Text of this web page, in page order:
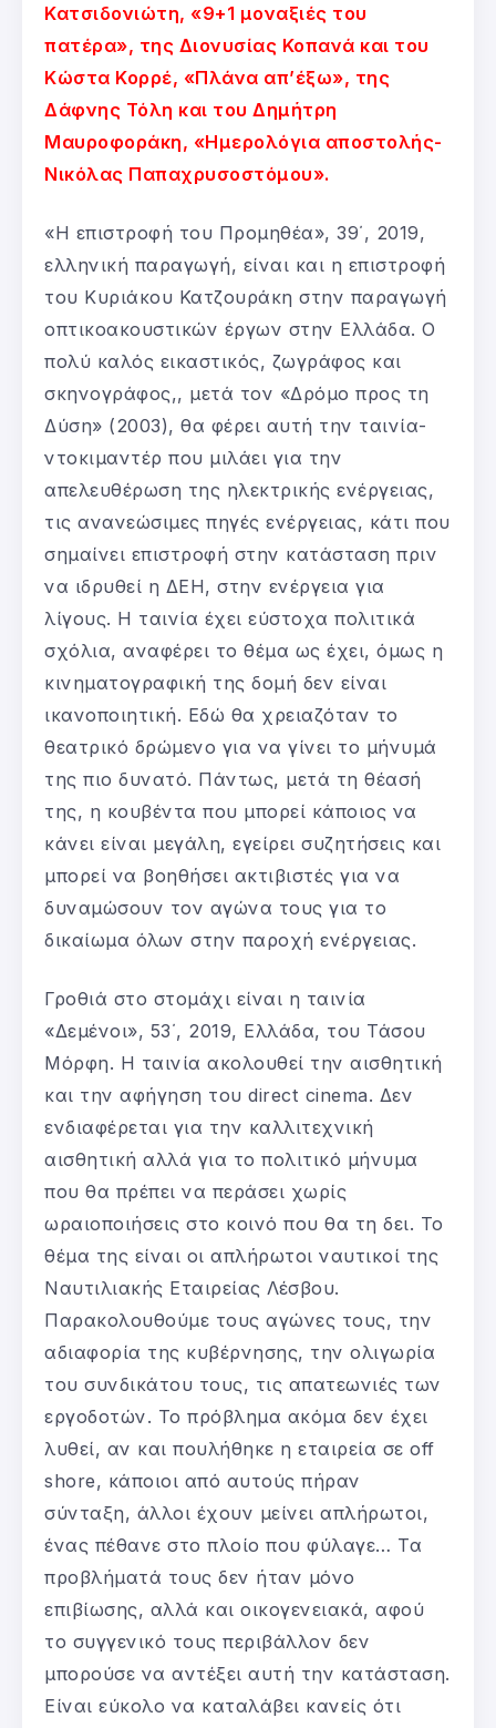
Κατσιδονιώτη, «9+1 μοναξιές του
πατέρα», της Διονυσίας Κοπανά και του
Κώστα Κορρέ, «Πλάνα απ’έξω», της
Δάφνης Τόλη και του Δημήτρη
Μαυροφοράκη, «Ημερολόγια αποστολής-
Νικόλας Παπαχρυσοστόμου».
«Η επιστροφή του Προμηθέα», 39΄, 2019,
ελληνική παραγωγή, είναι και η επιστροφή
του Κυριάκου Κατζουράκη στην παραγωγή
οπτικοακουστικών έργων στην Ελλάδα. Ο
πολύ καλός εικαστικός, ζωγράφος και
σκηνογράφος,, μετά τον «Δρόμο προς τη
Δύση» (2003), θα φέρει αυτή την ταινία-
ντοκιμαντέρ που μιλάει για την
απελευθέρωση της ηλεκτρικής ενέργειας,
τις ανανεώσιμες πηγές ενέργειας, κάτι που
σημαίνει επιστροφή στην κατάσταση πριν
να ιδρυθεί η ΔΕΗ, στην ενέργεια για
λίγους. Η ταινία έχει εύστοχα πολιτικά
σχόλια, αναφέρει το θέμα ως έχει, όμως η
κινηματογραφική της δομή δεν είναι
ικανοποιητική. Εδώ θα χρειαζόταν το
θεατρικό δρώμενο για να γίνει το μήνυμά
της πιο δυνατό. Πάντως, μετά τη θέασή
της, η κουβέντα που μπορεί κάποιος να
κάνει είναι μεγάλη, εγείρει συζητήσεις και
μπορεί να βοηθήσει ακτιβιστές για να
δυναμώσουν τον αγώνα τους για το
δικαίωμα όλων στην παροχή ενέργειας.
Γροθιά στο στομάχι είναι η ταινία
«Δεμένοι», 53΄, 2019, Ελλάδα, του Τάσου
Μόρφη. Η ταινία ακολουθεί την αισθητική
και την αφήγηση του direct cinema. Δεν
ενδιαφέρεται για την καλλιτεχνική
αισθητική αλλά για το πολιτικό μήνυμα
που θα πρέπει να περάσει χωρίς
ωραιοποιήσεις στο κοινό που θα τη δει. Το
θέμα της είναι οι απλήρωτοι ναυτικοί της
Ναυτιλιακής Εταιρείας Λέσβου.
Παρακολουθούμε τους αγώνες τους, την
αδιαφορία της κυβέρνησης, την ολιγωρία
του συνδικάτου τους, τις απατεωνιές των
εργοδοτών. Το πρόβλημα ακόμα δεν έχει
λυθεί, αν και πουλήθηκε η εταιρεία σε off
shore, κάποιοι από αυτούς πήραν
σύνταξη, άλλοι έχουν μείνει απλήρωτοι,
ένας πέθανε στο πλοίο που φύλαγε… Τα
προβλήματά τους δεν ήταν μόνο
επιβίωσης, αλλά και οικογενειακά, αφού
το συγγενικό τους περιβάλλον δεν
μπορούσε να αντέξει αυτή την κατάσταση.
Είναι εύκολο να καταλάβει κανείς ότι